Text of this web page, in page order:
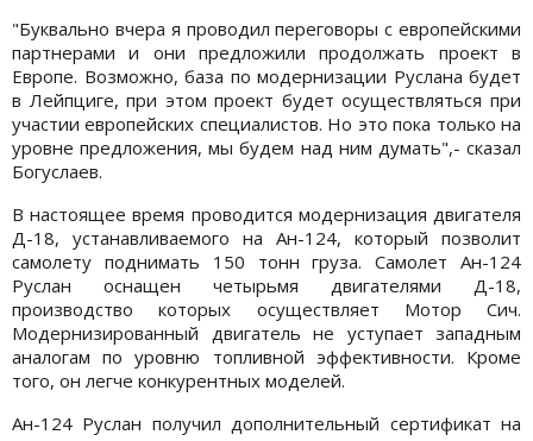
"Буквально вчера я проводил переговоры с европейскими
партнерами и они предложили продолжать проект в
Европе. Возможно, база по модернизации Руслана будет
в Лейпциге, при этом проект будет осуществляться при
участии европейских специалистов. Но это пока только на
уровне предложения, мы будем над ним думать",- сказал
Богуслаев.
В настоящее время проводится модернизация двигателя
Д-18, устанавливаемого на Ан-124, который позволит
самолету поднимать 150 тонн груза. Самолет Ан-124
Руслан оснащен четырьмя двигателями Д-18,
производство которых осуществляет Мотор Сич.
Модернизированный двигатель не уступает западным
аналогам по уровню топливной эффективности. Кроме
того, он легче конкурентных моделей.
Ан-124 Руслан получил дополнительный сертификат на